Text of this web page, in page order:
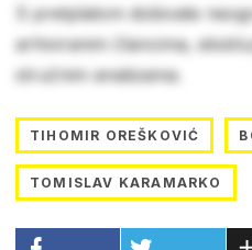
S pretplatom dobivate
arhiviranim člancima,
stručnim analizama.
TIHOMIR OREŠKOVIĆ
TOMISLAV KARAMARKO